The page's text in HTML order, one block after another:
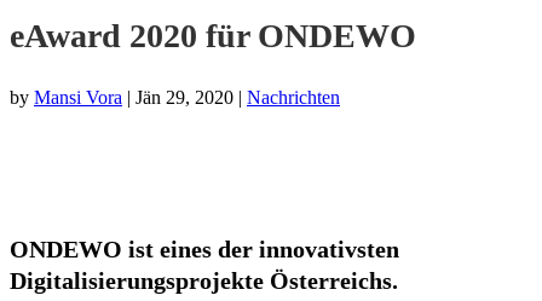
eAward 2020 für ONDEWO
by Mansi Vora | Jän 29, 2020 | Nachrichten
ONDEWO ist eines der innovativsten
Digitalisierungsprojekte Österreichs.